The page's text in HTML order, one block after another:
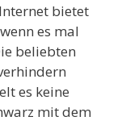
bietet
es mal
beliebten
es keine
mit dem